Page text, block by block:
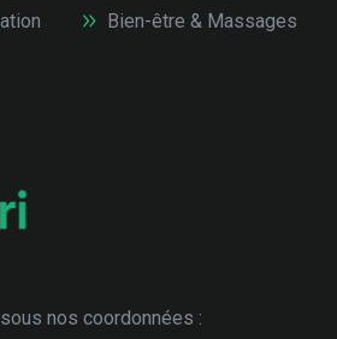
Bien-être & Massages
nos coordonnées :